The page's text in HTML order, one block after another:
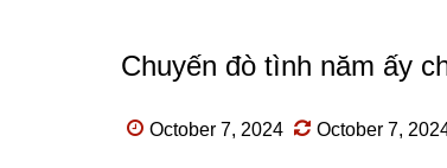
Chuyến đò tình năm ấy
October 7, 2024 October 7,